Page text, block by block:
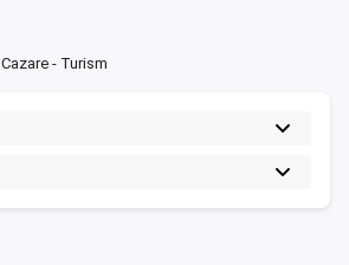
Cazare - Turism